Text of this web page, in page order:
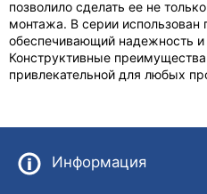
позволило сделать ее не
монтажа. В серии
обеспечивающий надежность и
Конструктивные
привлекательной для любых
Информация